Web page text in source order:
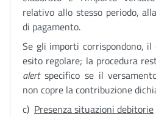
relativo allo stesso periodo,
di pagamento.
Se gli importi corrispondono,
esito regolare; la procedura
alertspecifico se il
non copre la contribuzione
c) Presenza situazioni debitorie